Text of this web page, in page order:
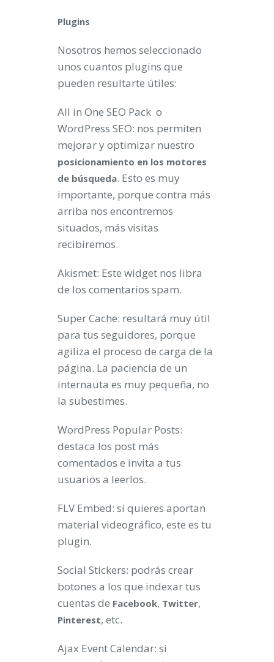
Plugins
Nosotros hemos seleccionado
unos cuantos plugins que
pueden resultarte útiles:
All in One SEO Pack o
WordPress SEO: nos permiten
mejorar y optimizar nuestro
posicionamiento en los motores
de búsqueda. Esto es muy
importante, porque contra más
arriba nos encontremos
situados, más visitas
recibiremos.
Akismet: Este widget nos libra
de los comentarios spam.
Super Cache: resultará muy útil
para tus seguidores, porque
agiliza el proceso de carga de la
página. La paciencia de un
internauta es muy pequeña, no
la subestimes.
WordPress Popular Posts:
destaca los post más
comentados e invita a tus
usuarios a leerlos.
FLV Embed: si quieres aportan
material videográfico, este es tu
plugin.
Social Stickers: podrás crear
botones a los que indexar tus
cuentas de Facebook, Twitter,
Pinterest, etc.
Ajax Event Calendar: si